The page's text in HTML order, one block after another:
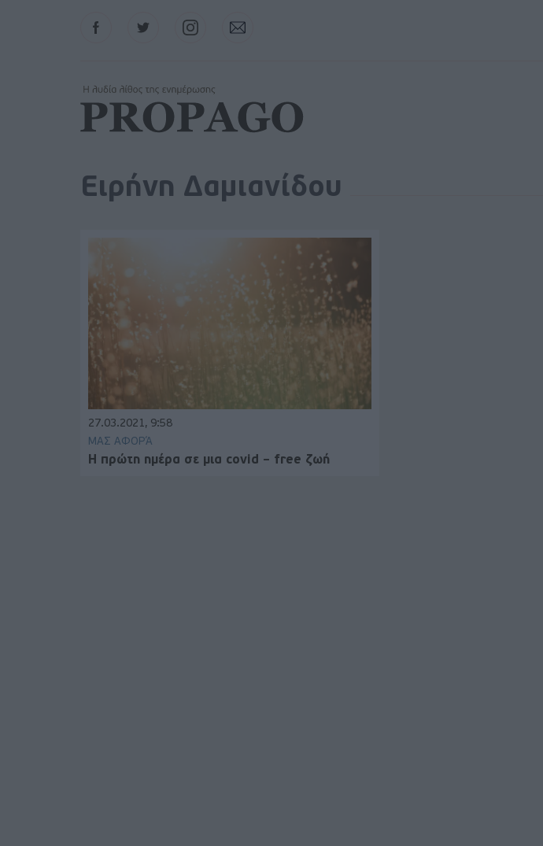
FacebookTwitter InstagramContact
Ειρήνη Δαμιανίδου
27.03.2021, 9:58
ΜΑΣ ΑΦΟΡΆ
Η πρώτη ημέρα σε μια covid – free ζωή